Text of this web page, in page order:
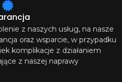
z naszych usług, na nasze
oraz wsparcie, w przypadku
komplikacje z działaniem
z naszej naprawy